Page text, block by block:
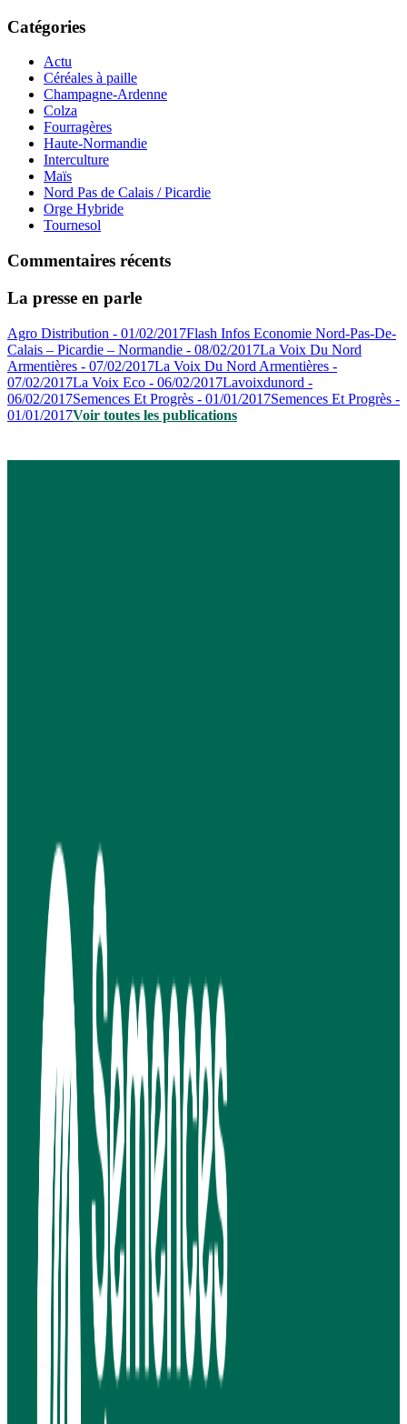
Catégories
Actu
Céréales à paille
Champagne-Ardenne
Colza
Fourragères
Haute-Normandie
Interculture
Maïs
Nord Pas de Calais / Picardie
Orge Hybride
Tournesol
Commentaires récents
La presse en parle
Agro Distribution - 01/02/2017Flash Infos Economie Nord-Pas-De-
Calais – Picardie – Normandie - 08/02/2017La Voix Du Nord
Armentières - 07/02/2017La Voix Du Nord Armentières -
07/02/2017La Voix Eco - 06/02/2017Lavoixdunord -
06/02/2017Semences Et Progrès - 01/01/2017Semences Et Progrès -
01/01/2017Voir toutes les publications